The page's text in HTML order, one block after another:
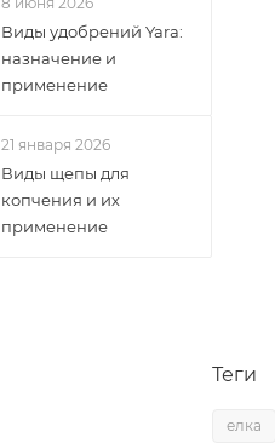
Теги
елка
Виды удобрений Yara:
назначение и
применение
21 января 2026
Виды щепы для
копчения и их
применение